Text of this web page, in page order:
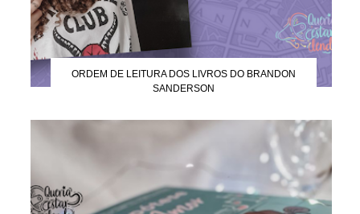
ORDEM DE LEITURA DOS LIVROS DO BRANDON
SANDERSON